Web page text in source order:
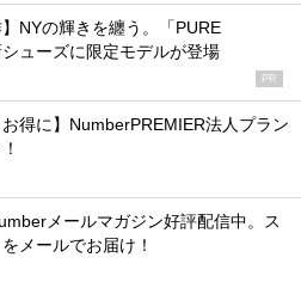
】NYの輝きを纏う。「PURE
ューズに限定モデルが登場
PR
お得に】NumberPREMIER法人プラン
メールマガジン好評配信中。ス
メールでお届け！